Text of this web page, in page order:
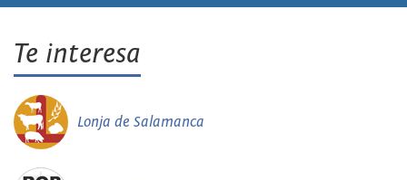
Te interesa
Lonja de Salamanca